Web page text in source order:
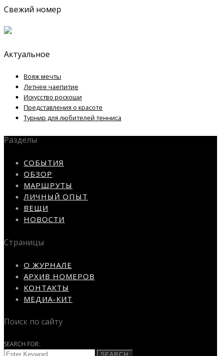
Свежий номер
Актуальное
Вояж мечты
Летнее чаепитие
Искусство роскоши
Представления о красоте
Турнир для любителей тенниса
Разделы
СОБЫТИЯ
ОБЗОР
МАРШРУТЫ
ЛИЧНЫЙ ОПЫТ
ВЕЩИ
НОВОСТИ
Страницы
О ЖУРНАЛЕ
АРХИВ НОМЕРОВ
КОНТАКТЫ
МЕДИА-КИТ
Поиск по сайту
SEARCH FOR:
SEARCH